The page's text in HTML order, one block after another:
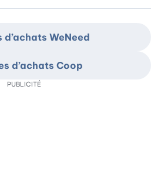
d’achats WeNeed
d’achats Coop
PUBLICITÉ